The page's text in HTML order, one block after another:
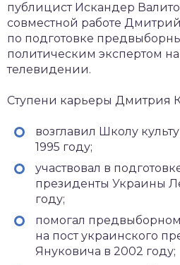
публицист Искандер
совместной работе
по подготовке
политическим экспертом
телевидении.
Ступени карьеры Дмитрия
возглавил Школу
1995 году;
участвовал в
президенты Украины
году;
помогал
на пост украинского
Януковича в 2002 году;